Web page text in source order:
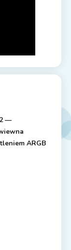
—
ARGB